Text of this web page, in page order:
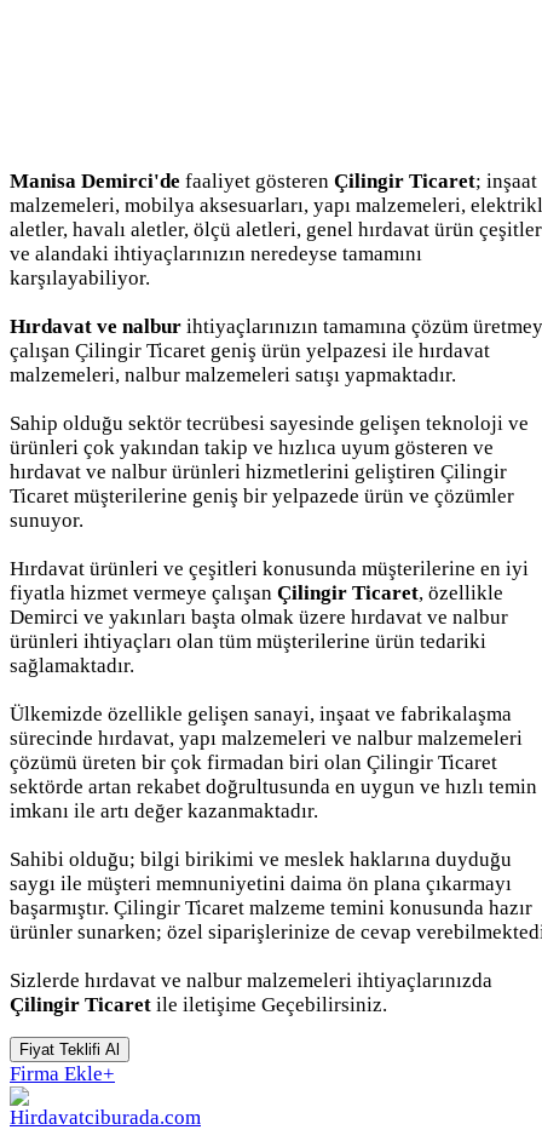
Manisa Demirci'de faaliyet gösteren Çilingir Ticaret; inşaat
malzemeleri, mobilya aksesuarları, yapı malzemeleri,
aletler, havalı aletler, ölçü aletleri, genel hırdavat ürün
ve alandaki ihtiyaçlarınızın neredeyse tamamını
karşılayabiliyor.
Hırdavat ve nalbur ihtiyaçlarınızın tamamına çözüm
çalışan Çilingir Ticaret geniş ürün yelpazesi ile hırdavat
malzemeleri, nalbur malzemeleri satışı yapmaktadır.
Sahip olduğu sektör tecrübesi sayesinde gelişen teknoloji ve
ürünleri çok yakından takip ve hızlıca uyum gösteren ve
hırdavat ve nalbur ürünleri hizmetlerini geliştiren Çilingir
Ticaret müşterilerine geniş bir yelpazede ürün ve çözümler
sunuyor.
Hırdavat ürünleri ve çeşitleri konusunda müşterilerine en iyi
fiyatla hizmet vermeye çalışan Çilingir Ticaret, özellikle
Demirci ve yakınları başta olmak üzere hırdavat ve nalbur
ürünleri ihtiyaçları olan tüm müşterilerine ürün tedariki
sağlamaktadır.
Ülkemizde özellikle gelişen sanayi, inşaat ve fabrikalaşma
sürecinde hırdavat, yapı malzemeleri ve nalbur malzemeleri
çözümü üreten bir çok firmadan biri olan Çilingir Ticaret
sektörde artan rekabet doğrultusunda en uygun ve hızlı temin
imkanı ile artı değer kazanmaktadır.
Sahibi olduğu; bilgi birikimi ve meslek haklarına duyduğu
saygı ile müşteri memnuniyetini daima ön plana çıkarmayı
başarmıştır. Çilingir Ticaret malzeme temini konusunda hazır
ürünler sunarken; özel siparişlerinize de cevap
Sizlerde hırdavat ve nalbur malzemeleri ihtiyaçlarınızda
Çilingir Ticaret ile iletişime Geçebilirsiniz.
Fiyat Teklifi Al
Firma Ekle+